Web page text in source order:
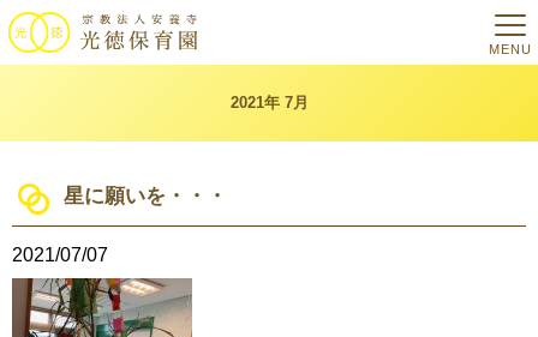
MENU
2021年 7月
星に願いを・・・
2021/07/07